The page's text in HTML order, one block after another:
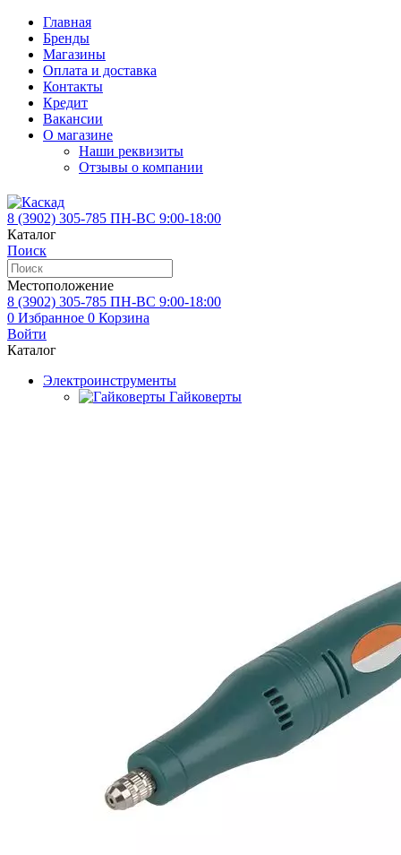
Главная
Бренды
Магазины
Оплата и доставка
Контакты
Кредит
Вакансии
О магазине
Наши реквизиты
Отзывы о компании
8 (3902) 305-785 ПН-ВС 9:00-18:00
Каталог
Поиск
Местоположение
8 (3902) 305-785 ПН-ВС 9:00-18:00
0 Избранное 0 Корзина
Войти
Каталог
Электроинструменты
Гайковерты